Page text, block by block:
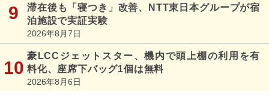
滞在後も「寝つき」改善、NTT東日本グループが宿
泊施設で実証実験
2026年8月7日
豪LCCジェットスター、機内で頭上棚の利用を有
料化、座席下バッグ1個は無料
2026年8月6日